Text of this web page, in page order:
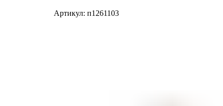
Артикул: п1261103